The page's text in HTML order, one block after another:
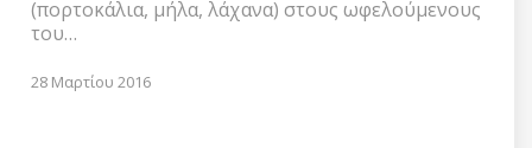
ωφελούμενους
του
προγράμματος
«Επισιτιστικής
(πορτοκάλια, μήλα, λάχανα) στους ωφελούμενους
του…
28 Μαρτίου 2016